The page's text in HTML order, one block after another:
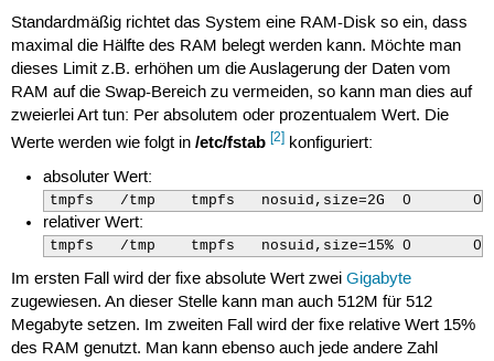
Standardmäßig richtet das System eine RAM-Disk so ein, dass
maximal die Hälfte des RAM belegt werden kann. Möchte man
dieses Limit z.B. erhöhen um die Auslagerung der Daten vom
RAM auf die Swap-Bereich zu vermeiden, so kann man dies auf
zweierlei Art tun: Per absolutem oder prozentualem Wert. Die
Werte werden wie folgt in /etc/fstab [2]konfiguriert:
absoluter Wert:
tmpfs	/tmp	tmpfs	nosuid,size=2G	0	0
relativer Wert:
tmpfs	/tmp	tmpfs	nosuid,size=15%	0	0
Im ersten Fall wird der fixe absolute Wert zwei Gigabyte
zugewiesen. An dieser Stelle kann man auch 512M für 512
Megabyte setzen. Im zweiten Fall wird der fixe relative Wert 15%
des RAM genutzt. Man kann ebenso auch jede andere Zahl